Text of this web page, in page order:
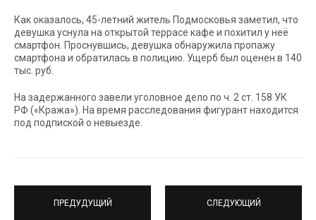
Как оказалось, 45-летний житель Подмосковья заметил, что
девушка уснула на открытой террасе кафе и похитил у неё
смартфон. Проснувшись, девушка обнаружила пропажу
смартфона и обратилась в полицию. Ущерб был оценен в 140
тыс. руб.
На задержанного завели уголовное дело по ч. 2 ст. 158 УК
РФ («Кража»). На время расследования фигурант находится
под подпиской о невыезде.
ПРЕДУДУЩИЙ СЛЕДУЮЩИЙ